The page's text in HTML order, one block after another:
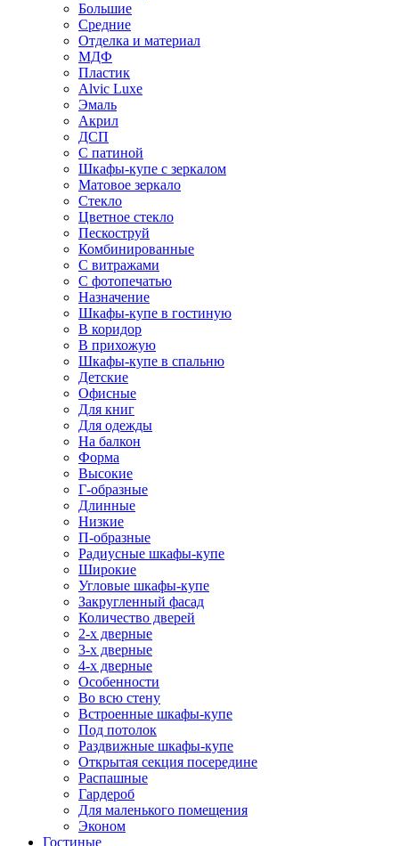
Большие
Средние
Отделка и материал
МДФ
Пластик
Alvic Luxe
Эмаль
Акрил
ДСП
С патиной
Шкафы-купе с зеркалом
Матовое зеркало
Стекло
Цветное стекло
Пескоструй
Комбинированные
С витражами
С фотопечатью
Назначение
Шкафы-купе в гостиную
В коридор
В прихожую
Шкафы-купе в спальню
Детские
Офисные
Для книг
Для одежды
На балкон
Форма
Высокие
Г-образные
Длинные
Низкие
П-образные
Радиусные шкафы-купе
Широкие
Угловые шкафы-купе
Закругленный фасад
Количество дверей
2-х дверные
3-х дверные
4-х дверные
Особенности
Во всю стену
Встроенные шкафы-купе
Под потолок
Раздвижные шкафы-купе
Открытая секция посередине
Распашные
Гардероб
Для маленького помещения
Эконом
Гостиные